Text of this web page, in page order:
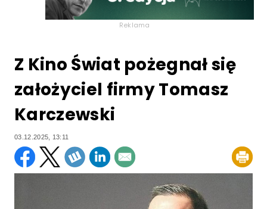
Reklama
Z Kino Świat pożegnał się
założyciel firmy Tomasz
Karczewski
03.12.2025, 13:11